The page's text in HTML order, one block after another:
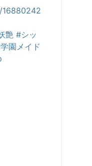
艶 #シッ
園メイド